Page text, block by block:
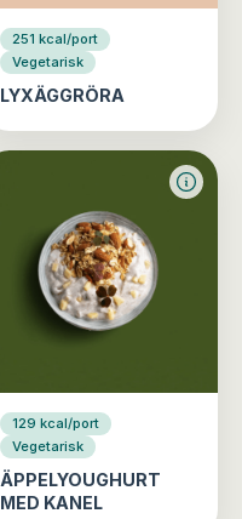
251 kcal/port
Vegetarisk
LYXÄGGRÖRA
129 kcal/port
Vegetarisk
ÄPPELYOUGHURT
MED KANEL